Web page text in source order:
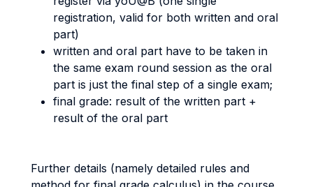
registration, valid for both written and oral
part)
written and oral part have to be taken in
the same exam round session as the oral
part is just the final step of a single exam;
final grade: result of the written part +
result of the oral part
Further details (namely detailed rules and